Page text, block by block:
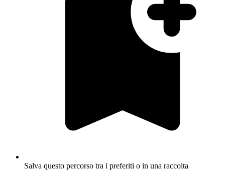
Salva questo percorso tra i preferiti o in una raccolta